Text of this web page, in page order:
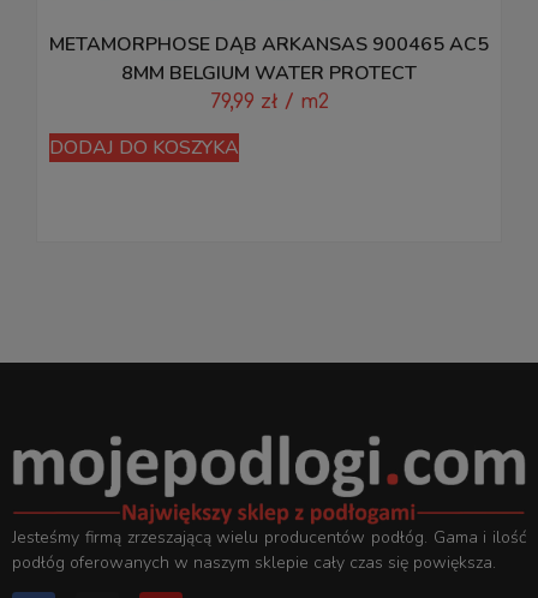
METAMORPHOSE DĄB ARKANSAS 900465 AC5
8MM BELGIUM WATER PROTECT
79,99 zł / m2
DODAJ DO KOSZYKA
Jesteśmy firmą zrzeszającą wielu producentów podłóg. Gama i ilość
podłóg oferowanych w naszym sklepie cały czas się powiększa.